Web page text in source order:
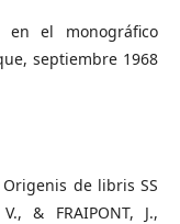
en el monográfico
septiembre 1968
Origenis de libris SS
& FRAIPONT, J.,